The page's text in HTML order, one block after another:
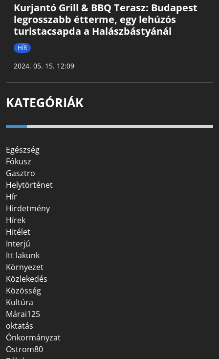
Kurjantó Grill & BBQ Terasz: Budapest
legrosszabb étterme, egy lehúzós
turistacsapda a Halászbástyánál
HÍR
2024. 05. 15. 12:09
KATEGÓRIÁK
Egészség
Fókusz
Gasztro
Helytörténet
Hír
Hirdetmény
Hírek
Hitélet
Interjú
Itt lakunk
Környezet
Közlekedés
Közösség
Kultúra
Márai125
oktatás
Önkormányzat
Ostrom80